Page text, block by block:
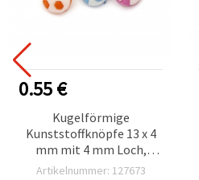
0.55 €
Kugelförmige
Kunststoffknöpfe 13 x 4
mm mit 4 mm Loch,
gemischte Farben – 20
Artikelnummer: 127673